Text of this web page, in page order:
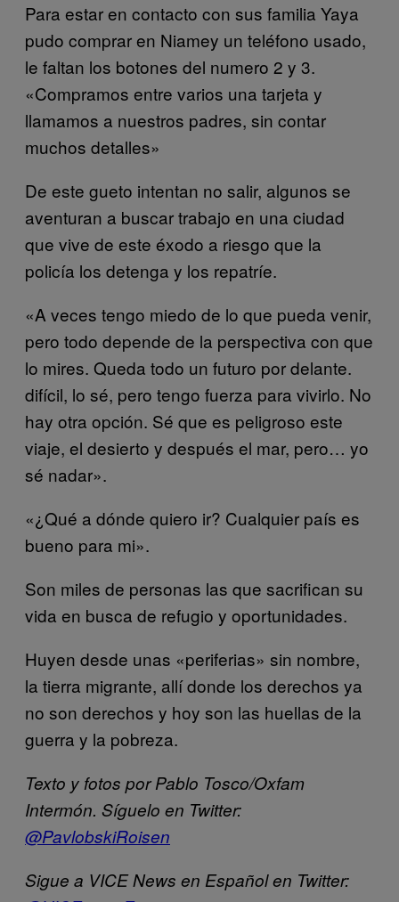
Para estar en contacto con sus familia Yaya
pudo comprar en Niamey un teléfono usado,
le faltan los botones del numero 2 y 3.
«Compramos entre varios una tarjeta y
llamamos a nuestros padres, sin contar
muchos detalles»
De este gueto intentan no salir, algunos se
aventuran a buscar trabajo en una ciudad
que vive de este éxodo a riesgo que la
policía los detenga y los repatríe.
«A veces tengo miedo de lo que pueda venir,
pero todo depende de la perspectiva con que
lo mires. Queda todo un futuro por delante.
difícil, lo sé, pero tengo fuerza para vivirlo. No
hay otra opción. Sé que es peligroso este
viaje, el desierto y después el mar, pero… yo
sé nadar».
«¿Qué a dónde quiero ir? Cualquier país es
bueno para mi».
Son miles de personas las que sacrifican su
vida en busca de refugio y oportunidades.
Huyen desde unas «periferias» sin nombre,
la tierra migrante, allí donde los derechos ya
no son derechos y hoy son las huellas de la
guerra y la pobreza.
Texto y fotos por Pablo Tosco/Oxfam
Intermón. Síguelo en Twitter:
@PavlobskiRoisen
Sigue a VICE News en Español en Twitter: